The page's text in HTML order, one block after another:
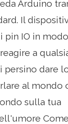
Arduino
Il
pin IO in
a
persino dare
al mondo
sulla tua
Come